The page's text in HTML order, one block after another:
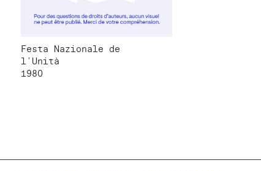
Festa Nazionale de
l’Unità
1980